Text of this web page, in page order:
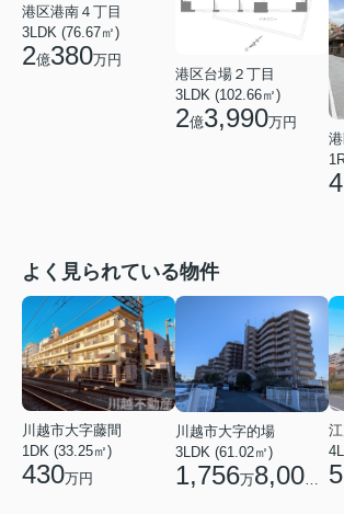
港区港南４丁目
3LDK (76.67㎡)
2億380万円
港区台場２丁目
3LDK (102.66㎡)
2億3,990万円
よく見られている物件
川越市大字藤間
1DK (33.25㎡)
430万円
川越市大字的場
3LDK (61.02㎡)
1,756万8,000 円